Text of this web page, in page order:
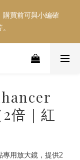
購買前可與小編確
購買前可與小編確
元購物金！！！
買前可與小編確
。倍｜紅
用放大鏡，提供2